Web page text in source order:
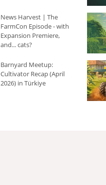
News Harvest | The
FarmCon Episode - with
Expansion Premiere,
and... cats?
Barnyard Meetup:
Cultivator Recap (April
2026) in Türkiye